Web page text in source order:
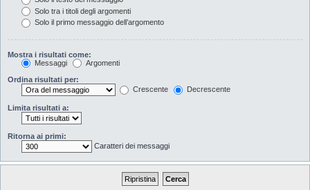
Solo tra i titoli degli argomenti
Solo il primo messaggio dell’argomento
Mostra i risultati come:
Messaggi
Argomenti
Ordina risultati per:
Crescente
Decrescente
Limita risultati a:
Ritorna ai primi:
Caratteri dei messaggi